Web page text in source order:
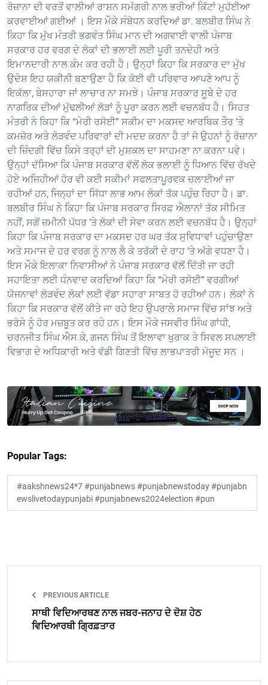
ਰੋਜ਼ਾਨਾ ਦੀ ਵਰਤੋਂ ਵਾਲੀਆਂ ਰਾਸ਼ਨ ਸਮੱਗਰੀ ਨਾਲ ਭਰੀਆਂ ਕਿੱਟਾਂ ਮੁਹੱਈਆ
ਕਰਵਾਈਆਂ ਗਈਆਂ । ਇਸ ਮੌਕੇ ਸੰਬੋਧਨ ਕਰਦਿਆਂ ਡਾ. ਬਲਬੀਰ ਸਿੰਘ ਨੇ
ਕਿਹਾ ਕਿ ਮੁੱਖ ਮੰਤਰੀ ਭਗਵੰਤ ਸਿੰਘ ਮਾਨ ਦੀ ਅਗਵਾਈ ਵਾਲੀ ਪੰਜਾਬ
ਸਰਕਾਰ ਹਰ ਵਰਗ ਦੇ ਲੋਕਾਂ ਦੀ ਭਲਾਈ ਲਈ ਪੂਰੀ ਤਨਦੇਹੀ ਅਤੇ
ਇਮਾਨਦਾਰੀ ਨਾਲ ਕੰਮ ਕਰ ਰਹੀ ਹੈ। ਉਨ੍ਹਾਂ ਕਿਹਾ ਕਿ ਸਰਕਾਰ ਦਾ ਮੁੱਖ
ਉਦੇਸ਼ ਇਹ ਯਕੀਨੀ ਬਣਾਉਣਾ ਹੈ ਕਿ ਕੋਈ ਵੀ ਪਰਿਵਾਰ ਆਪਣੇ ਆਪ ਨੂੰ
ਇਕੱਲਾ, ਬੇਸਹਾਰਾ ਜਾਂ ਲਾਚਾਰ ਨਾ ਸਮਝੇ। ਪੰਜਾਬ ਸਰਕਾਰ ਸੂਬੇ ਦੇ ਹਰ
ਨਾਗਰਿਕ ਦੀਆਂ ਮੁੱਢਲੀਆਂ ਲੋੜਾਂ ਨੂੰ ਪੂਰਾ ਕਰਨ ਲਈ ਵਚਨਬੱਧ ਹੈ। ਸਿਹਤ
ਮੰਤਰੀ ਨੇ ਕਿਹਾ ਕਿ “ਮੇਰੀ ਰਸੋਈ” ਸਕੀਮ ਦਾ ਮਕਸਦ ਆਰਥਿਕ ਤੌਰ ’ਤੇ
ਕਮਜ਼ੋਰ ਅਤੇ ਲੋੜਵੰਦ ਪਰਿਵਾਰਾਂ ਦੀ ਮਦਦ ਕਰਨਾ ਹੈ ਤਾਂ ਜੋ ਉਹਨਾਂ ਨੂੰ ਰੋਜ਼ਾਨਾ
ਦੀ ਜ਼ਿੰਦਗੀ ਵਿੱਚ ਕਿਸੇ ਤਰ੍ਹਾਂ ਦੀ ਮੁਸ਼ਕਲ ਦਾ ਸਾਹਮਣਾ ਨਾ ਕਰਨਾ ਪਵੇ।
ਉਨ੍ਹਾਂ ਦੱਸਿਆ ਕਿ ਪੰਜਾਬ ਸਰਕਾਰ ਵੱਲੋਂ ਲੋਕ ਭਲਾਈ ਨੂੰ ਧਿਆਨ ਵਿੱਚ ਰੱਖਦੇ
ਹੋਏ ਅਜਿਹੀਆਂ ਹੋਰ ਵੀ ਕਈ ਸਕੀਮਾਂ ਸਫਲਤਾਪੂਰਵਕ ਚਲਾਈਆਂ ਜਾ
ਰਹੀਆਂ ਹਨ, ਜਿਨ੍ਹਾਂ ਦਾ ਸਿੱਧਾ ਲਾਭ ਆਮ ਲੋਕਾਂ ਤੱਕ ਪਹੁੰਚ ਰਿਹਾ ਹੈ। ਡਾ.
ਬਲਬੀਰ ਸਿੰਘ ਨੇ ਕਿਹਾ ਕਿ ਪੰਜਾਬ ਸਰਕਾਰ ਸਿਰਫ਼ ਐਲਾਨਾਂ ਤੱਕ ਸੀਮਿਤ
ਨਹੀਂ, ਸਗੋਂ ਜ਼ਮੀਨੀ ਪੱਧਰ ’ਤੇ ਲੋਕਾਂ ਦੀ ਸੇਵਾ ਕਰਨ ਲਈ ਵਚਨਬੱਧ ਹੈ। ਉਨ੍ਹਾਂ
ਕਿਹਾ ਕਿ ਪੰਜਾਬ ਸਰਕਾਰ ਦਾ ਮਕਸਦ ਹਰ ਘਰ ਤੱਕ ਸੁਵਿਧਾਵਾਂ ਪਹੁੰਚਾਉਣਾ
ਅਤੇ ਸਮਾਜ ਦੇ ਹਰ ਵਰਗ ਨੂੰ ਨਾਲ ਲੈ ਕੇ ਤਰੱਕੀ ਦੇ ਰਾਹ ’ਤੇ ਅੱਗੇ ਵਧਣਾ ਹੈ।
ਇਸ ਮੌਕੇ ਇਲਾਕਾ ਨਿਵਾਸੀਆਂ ਨੇ ਪੰਜਾਬ ਸਰਕਾਰ ਵੱਲੋਂ ਦਿੱਤੀ ਜਾ ਰਹੀ
ਸਹਾਇਤਾ ਲਈ ਧੰਨਵਾਦ ਕਰਦਿਆਂ ਕਿਹਾ ਕਿ “ਮੇਰੀ ਰਸੋਈ” ਵਰਗੀਆਂ
ਯੋਜਨਾਵਾਂ ਲੋੜਵੰਦ ਲੋਕਾਂ ਲਈ ਵੱਡਾ ਸਹਾਰਾ ਸਾਬਤ ਹੋ ਰਹੀਆਂ ਹਨ। ਲੋਕਾਂ ਨੇ
ਕਿਹਾ ਕਿ ਸਰਕਾਰ ਵੱਲੋਂ ਕੀਤੇ ਜਾ ਰਹੇ ਇਹ ਉਪਰਾਲੇ ਸਮਾਜ ਵਿੱਚ ਸਾਂਝ ਅਤੇ
ਭਰੋਸੇ ਨੂੰ ਹੋਰ ਮਜ਼ਬੂਤ ਕਰ ਰਹੇ ਹਨ। ਇਸ ਮੌਕੇ ਜਸਵੀਰ ਸਿੰਘ ਗਾਂਧੀ,
ਚਰਨਜੀਤ ਸਿੰਘ ਐਸ ਕੇ, ਗਜਨ ਸਿੰਘ ਤੋਂ ਇਲਾਵਾ ਖੁਰਾਕ ਤੇ ਸਿਵਲ ਸਪਲਾਈ
ਵਿਭਾਗ ਦੇ ਅਧਿਕਾਰੀ ਅਤੇ ਵੱਡੀ ਗਿਣਤੀ ਵਿੱਚ ਲਾਭਪਾਤਰੀ ਮੋਜੂਦ ਸਨ ।
Popular Tags:
#aakshnews24*7 #punjabnews #punjabnewstoday #punjabn
ewslivetodaypunjabi #punjabnews2024election #pun
PREVIOUS ARTICLE
ਸਾਥੀ ਵਿਦਿਆਰਥਣ ਨਾਲ ਜਬਰ-ਜਨਾਹ ਦੇ ਦੋਸ਼ ਹੇਠ
ਵਿਦਿਆਰਥੀ ਗ੍ਰਿਫ਼ਤਾਰ